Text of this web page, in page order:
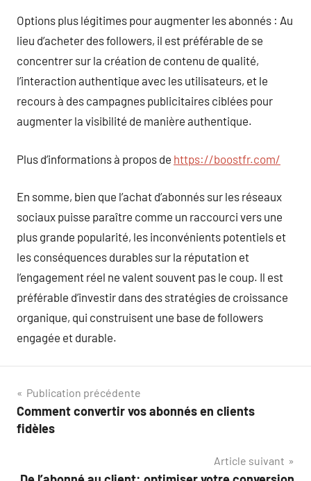
Options plus légitimes pour augmenter les abonnés : Au
lieu d’acheter des followers, il est préférable de se
concentrer sur la création de contenu de qualité,
l’interaction authentique avec les utilisateurs, et le
recours à des campagnes publicitaires ciblées pour
augmenter la visibilité de manière authentique.
Plus d’informations à propos de https://boostfr.com/
En somme, bien que l’achat d’abonnés sur les réseaux
sociaux puisse paraître comme un raccourci vers une
plus grande popularité, les inconvénients potentiels et
les conséquences durables sur la réputation et
l’engagement réel ne valent souvent pas le coup. Il est
préférable d’investir dans des stratégies de croissance
organique, qui construisent une base de followers
engagée et durable.
Navigation
de
Publication précédente
Comment convertir vos abonnés en clients
fidèles
Article suivant